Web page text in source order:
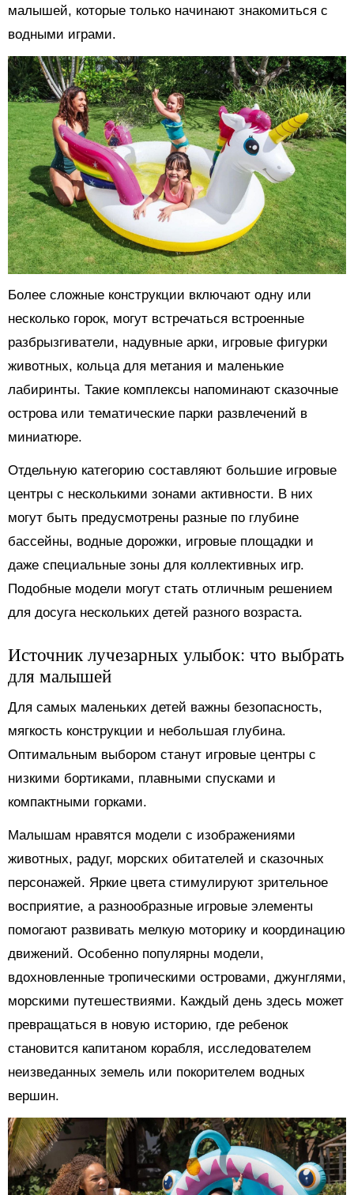
малышей, которые только начинают знакомиться с
водными играми.
Более сложные конструкции включают одну или
несколько горок, могут встречаться встроенные
разбрызгиватели, надувные арки, игровые фигурки
животных, кольца для метания и маленькие
лабиринты. Такие комплексы напоминают сказочные
острова или тематические парки развлечений в
миниатюре.
Отдельную категорию составляют большие игровые
центры с несколькими зонами активности. В них
могут быть предусмотрены разные по глубине
бассейны, водные дорожки, игровые площадки и
даже специальные зоны для коллективных игр.
Подобные модели могут стать отличным решением
для досуга нескольких детей разного возраста.
Источник лучезарных улыбок: что выбрать
для малышей
Для самых маленьких детей важны безопасность,
мягкость конструкции и небольшая глубина.
Оптимальным выбором станут игровые центры с
низкими бортиками, плавными спусками и
компактными горками.
Малышам нравятся модели с изображениями
животных, радуг, морских обитателей и сказочных
персонажей. Яркие цвета стимулируют зрительное
восприятие, а разнообразные игровые элементы
помогают развивать мелкую моторику и координацию
движений. Особенно популярны модели,
вдохновленные тропическими островами, джунглями,
морскими путешествиями. Каждый день здесь может
превращаться в новую историю, где ребенок
становится капитаном корабля, исследователем
неизведанных земель или покорителем водных
вершин.